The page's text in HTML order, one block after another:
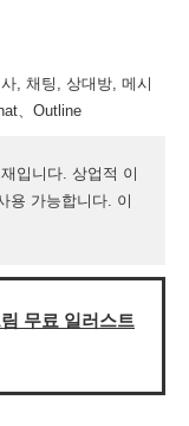
, 채팅, 상대방, 메시
、Outline
입니다. 상업적 이
용 가능합니다. 이
무료 일러스트